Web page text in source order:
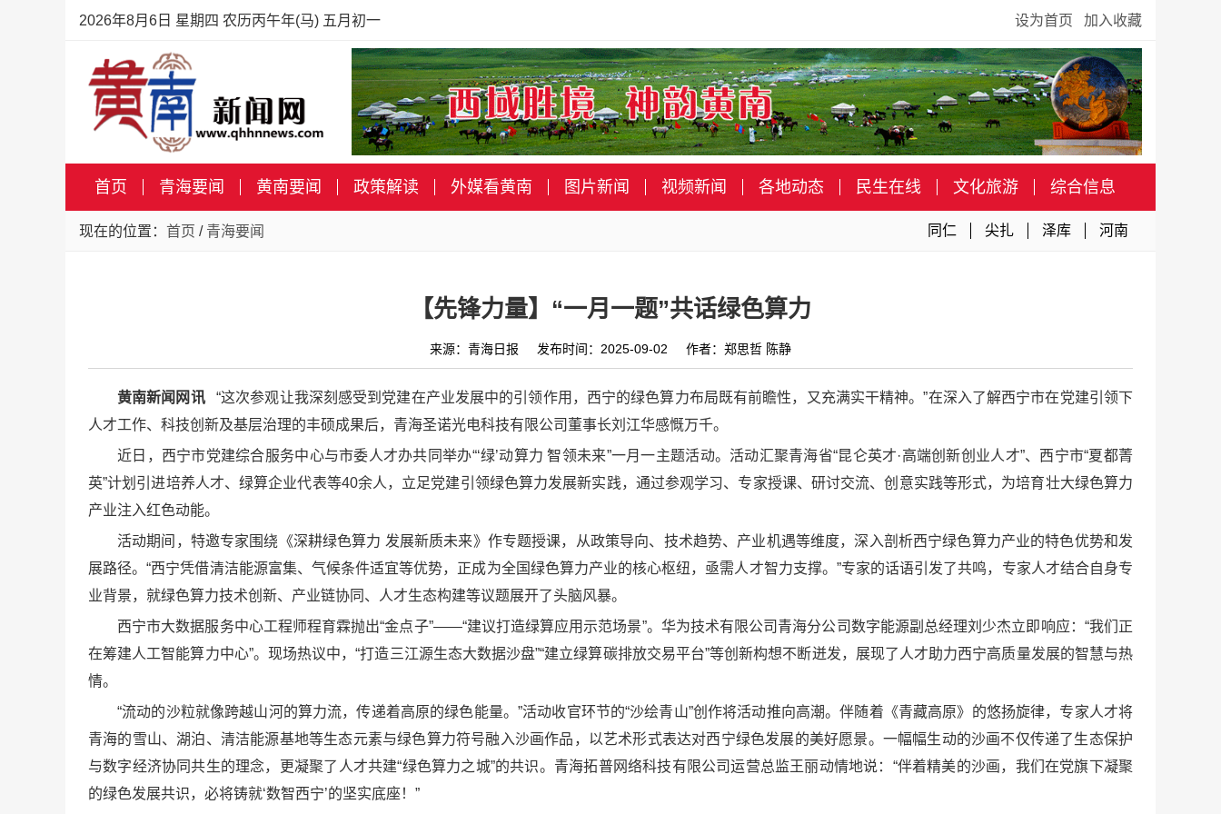
2026年8月6日 星期四 农历丙午年(马) 五月初一 设为首页 加入收藏
首页 青海要闻 黄南要闻 政策解读 外媒看黄南 图片新闻 视频新闻 各地动态 民生在线 文化旅游 综合信息
现在的位置： 首页 / 青海要闻 同仁 尖扎 泽库 河南
【先锋力量】“一月一题”共话绿色算力
来源：青海日报 发布时间：2025-09-02 作者：郑思哲 陈静
黄南新闻网讯
“这次参观让我深刻感受到党建在产业发展中的引领作用，西宁的绿色算力布局既有前瞻性，又充满实干精神。”在深入了解西宁市在党建引领下
人才工作、科技创新及基层治理的丰硕成果后，青海圣诺光电科技有限公司董事长刘江华感慨万千。
近日，西宁市党建综合服务中心与市委人才办共同举办“‘绿’动算力 智领未来”一月一主题活动。活动汇聚青海省“昆仑英才·高端创新创业人才”、西宁市“夏都菁
英”计划引进培养人才、绿算企业代表等40余人，立足党建引领绿色算力发展新实践，通过参观学习、专家授课、研讨交流、创意实践等形式，为培育壮大绿色算力
产业注入红色动能。
活动期间，特邀专家围绕《深耕绿色算力 发展新质未来》作专题授课，从政策导向、技术趋势、产业机遇等维度，深入剖析西宁绿色算力产业的特色优势和发
展路径。“西宁凭借清洁能源富集、气候条件适宜等优势，正成为全国绿色算力产业的核心枢纽，亟需人才智力支撑。”专家的话语引发了共鸣，专家人才结合自身专
业背景，就绿色算力技术创新、产业链协同、人才生态构建等议题展开了头脑风暴。
西宁市大数据服务中心工程师程育霖抛出“金点子”——“建议打造绿算应用示范场景”。华为技术有限公司青海分公司数字能源副总经理刘少杰立即响应：“我们正
在筹建人工智能算力中心”。现场热议中，“打造三江源生态大数据沙盘”“建立绿算碳排放交易平台”等创新构想不断迸发，展现了人才助力西宁高质量发展的智慧与热
情。
“流动的沙粒就像跨越山河的算力流，传递着高原的绿色能量。”活动收官环节的“沙绘青山”创作将活动推向高潮。伴随着《青藏高原》的悠扬旋律，专家人才将
青海的雪山、湖泊、清洁能源基地等生态元素与绿色算力符号融入沙画作品，以艺术形式表达对西宁绿色发展的美好愿景。一幅幅生动的沙画不仅传递了生态保护
与数字经济协同共生的理念，更凝聚了人才共建“绿色算力之城”的共识。青海拓普网络科技有限公司运营总监王丽动情地说：“伴着精美的沙画，我们在党旗下凝聚
的绿色发展共识，必将铸就‘数智西宁’的坚实底座！”